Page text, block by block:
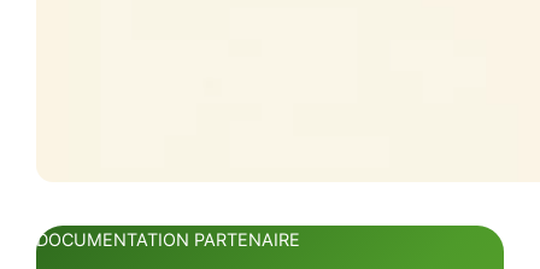
DOCUMENTATION PARTENAIRE